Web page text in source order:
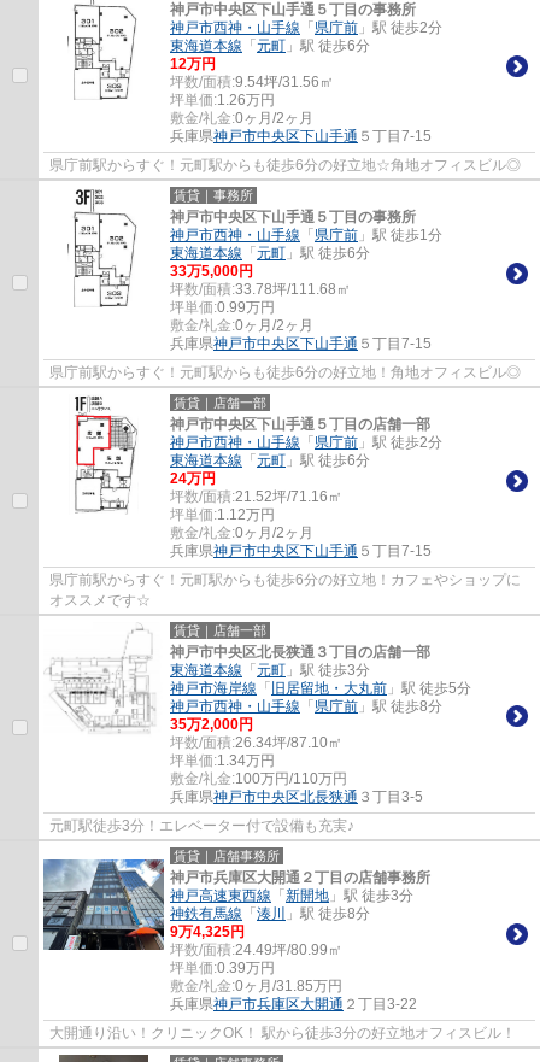
神戸市中央区下山手通５丁目の事務所
神戸市西神・山手線 「 県庁前 」駅 徒歩2分
東海道本線 「 元町 」駅 徒歩6分
12万円
坪数/面積:9.54坪/31.56㎡
坪単価:1.26万円
敷金/礼金:0ヶ月/2ヶ月
兵庫県神戸市中央区下山手通 ５丁目7-15
県庁前駅からすぐ！元町駅からも徒歩6分の好立地☆角地オフィスビル◎
賃貸｜事務所
神戸市中央区下山手通５丁目の事務所
神戸市西神・山手線 「 県庁前 」駅 徒歩1分
東海道本線 「 元町 」駅 徒歩6分
33万5,000円
坪数/面積:33.78坪/111.68㎡
坪単価:0.99万円
敷金/礼金:0ヶ月/2ヶ月
兵庫県神戸市中央区下山手通 ５丁目7-15
県庁前駅からすぐ！元町駅からも徒歩6分の好立地！角地オフィスビル◎
賃貸｜店舗一部
神戸市中央区下山手通５丁目の店舗一部
神戸市西神・山手線 「 県庁前 」駅 徒歩2分
東海道本線 「 元町 」駅 徒歩6分
24万円
坪数/面積:21.52坪/71.16㎡
坪単価:1.12万円
敷金/礼金:0ヶ月/2ヶ月
兵庫県神戸市中央区下山手通 ５丁目7-15
県庁前駅からすぐ！元町駅からも徒歩6分の好立地！カフェやショップに
オススメです☆
賃貸｜店舗一部
神戸市中央区北長狭通３丁目の店舗一部
東海道本線 「 元町 」駅 徒歩3分
神戸市海岸線 「 旧居留地・大丸前 」駅 徒歩5分
神戸市西神・山手線 「 県庁前 」駅 徒歩8分
35万2,000円
坪数/面積:26.34坪/87.10㎡
坪単価:1.34万円
敷金/礼金:100万円/110万円
兵庫県神戸市中央区北長狭通 ３丁目3-5
元町駅徒歩3分！エレベーター付で設備も充実♪
賃貸｜店舗事務所
神戸市兵庫区大開通２丁目の店舗事務所
神戸高速東西線 「 新開地 」駅 徒歩3分
神鉄有馬線 「 湊川
」駅 徒歩8分
9万4,325円
坪数/面積:24.49坪/80.99㎡
坪単価:0.39万円
敷金/礼金:0ヶ月/31.85万円
兵庫県神戸市兵庫区大開通 ２丁目3-22
大開通り沿い！クリニックOK！ 駅から徒歩3分の好立地オフィスビル！